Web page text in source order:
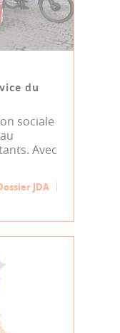
du
sociale
Avec
JDA